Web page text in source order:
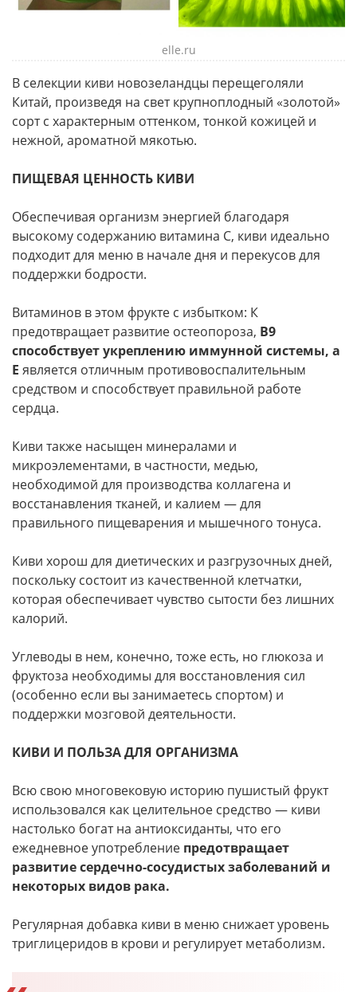
elle.ru
В селекции киви новозеландцы перещеголяли
Китай, произведя на свет крупноплодный «золотой»
сорт с характерным оттенком, тонкой кожицей и
нежной, ароматной мякотью.
ПИЩЕВАЯ ЦЕННОСТЬ КИВИ
Обеспечивая организм энергией благодаря
высокому содержанию витамина С, киви идеально
подходит для меню в начале дня и перекусов для
поддержки бодрости.
Витаминов в этом фрукте с избытком: К
предотвращает развитие остеопороза, В9
способствует укреплению иммунной системы, а
Е является отличным противовоспалительным
средством и способствует правильной работе
сердца.
Киви также насыщен минералами и
микроэлементами, в частности, медью,
необходимой для производства коллагена и
восстанавления тканей, и калием — для
правильного пищеварения и мышечного тонуса.
Киви хорош для диетических и разгрузочных дней,
поскольку состоит из качественной клетчатки,
которая обеспечивает чувство сытости без лишних
калорий.
Углеводы в нем, конечно, тоже есть, но глюкоза и
фруктоза необходимы для восстановления сил
(особенно если вы занимаетесь спортом) и
поддержки мозговой деятельности.
КИВИ И ПОЛЬЗА ДЛЯ ОРГАНИЗМА
Всю свою многовековую историю пушистый фрукт
использовался как целительное средство — киви
настолько богат на антиоксиданты, что его
ежедневное употребление предотвращает
развитие сердечно-сосудистых заболеваний и
некоторых видов рака.
Регулярная добавка киви в меню снижает уровень
триглицеридов в крови и регулирует метаболизм.